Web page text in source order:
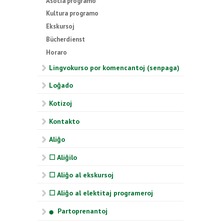
Kultura programo
Ekskursoj
Bücherdienst
Horaro
Lingvokurso por komencantoj (senpaga)
Loĝado
Kotizoj
Kontakto
Aliĝo
☐ Aliĝilo
☐ Aliĝo al ekskursoj
☐ Aliĝo al elektitaj programeroj
⬤ Partoprenantoj